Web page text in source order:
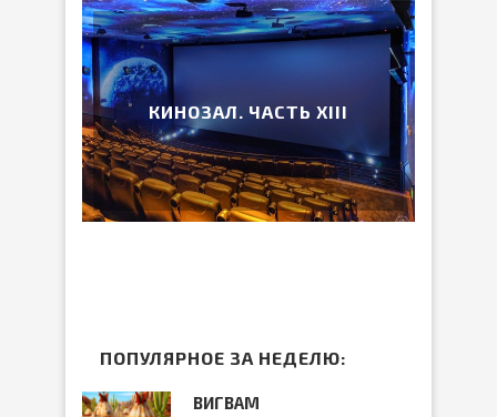
КИНОЗАЛ. ЧАСТЬ XIII
ПОПУЛЯРНОЕ ЗА НЕДЕЛЮ:
ВИГВАМ